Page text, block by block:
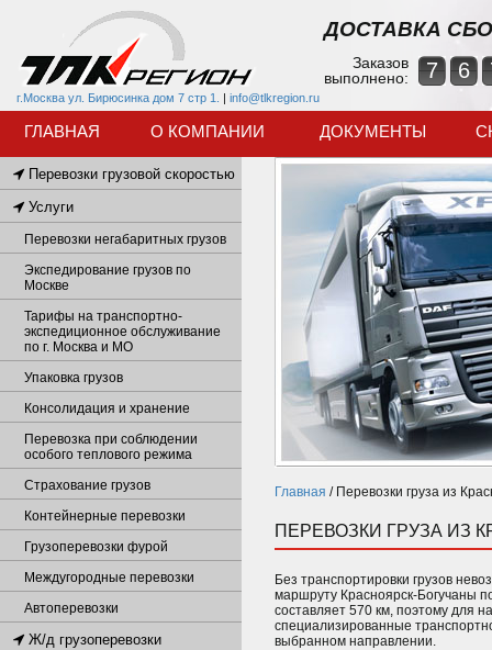
г.Москва ул. Бирюсинка дом 7 стр 1. | info@tlkregion.ru
ДОСТАВКА
Заказов
выполнено:
7 6
ГЛАВНАЯ О КОМПАНИИ ДОКУМЕНТЫ
Главная / Перевозки груза из
ПЕРЕВОЗКИ ГРУЗА ИЗ
Без транспортировки грузов
маршруту Красноярск-Богучаны
составляет 570 км, поэтому для
специализированные
выбранном направлении.
Перевозки грузовой скоростью
Услуги
Перевозки негабаритных грузов
Экспедирование грузов по
Москве
Тарифы на транспортно-
экспедиционное обслуживание
по г. Москва и МО
Упаковка грузов
Консолидация и хранение
Перевозка при соблюдении
особого теплового режима
Страхование грузов
Контейнерные перевозки
Грузоперевозки фурой
Междугородные перевозки
Автоперевозки
Ж/д грузоперевозки